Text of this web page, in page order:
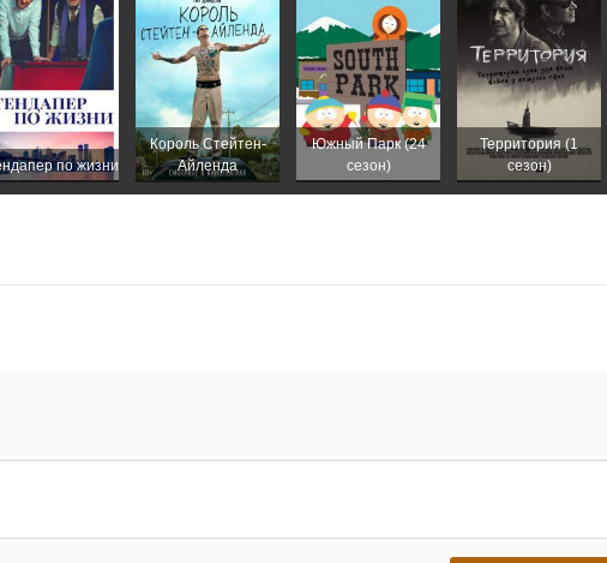
по жизни
Король Стейтен-
Айленда
Южный Парк (24
сезон)
Территория (1
сезон)